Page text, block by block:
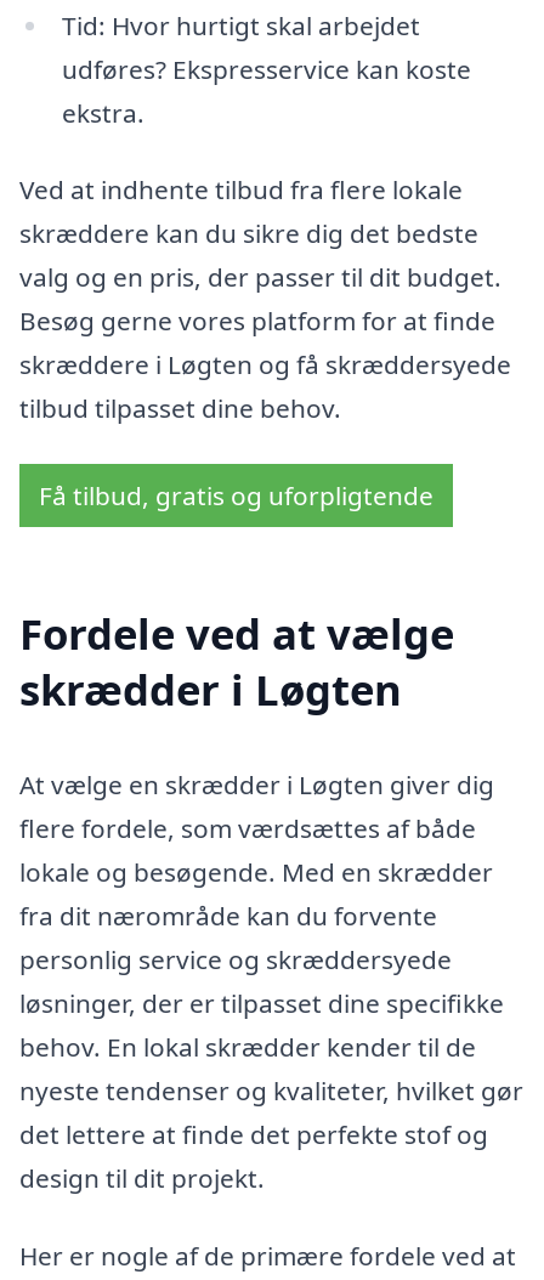
Tid: Hvor hurtigt skal arbejdet
udføres? Ekspresservice kan koste
ekstra.
Ved at indhente tilbud fra flere lokale
skræddere kan du sikre dig det bedste
valg og en pris, der passer til dit budget.
Besøg gerne vores platform for at finde
skræddere i Løgten og få skræddersyede
tilbud tilpasset dine behov.
Få tilbud, gratis og uforpligtende
Fordele ved at vælge
skrædder i Løgten
At vælge en skrædder i Løgten giver dig
flere fordele, som værdsættes af både
lokale og besøgende. Med en skrædder
fra dit nærområde kan du forvente
personlig service og skræddersyede
løsninger, der er tilpasset dine specifikke
behov. En lokal skrædder kender til de
nyeste tendenser og kvaliteter, hvilket gør
det lettere at finde det perfekte stof og
design til dit projekt.
Her er nogle af de primære fordele ved at